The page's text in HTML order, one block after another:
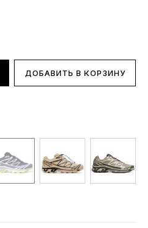
ДОБАВИТЬ В КОРЗИНУ